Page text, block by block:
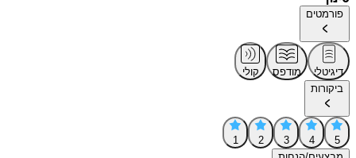
פורמטים
דיגיטלי מודפס
קולי
ביקורות
5
4
3
2
1